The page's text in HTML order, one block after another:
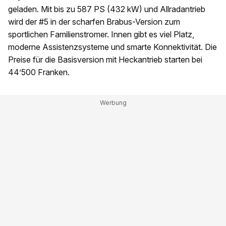
geladen. Mit bis zu 587 PS (432 kW) und Allradantrieb
wird der #5 in der scharfen Brabus-Version zum
sportlichen Familienstromer. Innen gibt es viel Platz,
moderne Assistenzsysteme und smarte Konnektivität. Die
Preise für die Basisversion mit Heckantrieb starten bei
44’500 Franken.